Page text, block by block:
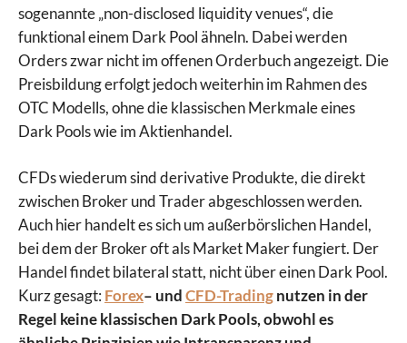
sogenannte „non-disclosed liquidity venues“, die
funktional einem Dark Pool ähneln. Dabei werden
Orders zwar nicht im offenen Orderbuch angezeigt. Die
Preisbildung erfolgt jedoch weiterhin im Rahmen des
OTC Modells, ohne die klassischen Merkmale eines
Dark Pools wie im Aktienhandel.
CFDs wiederum sind derivative Produkte, die direkt
zwischen Broker und Trader abgeschlossen werden.
Auch hier handelt es sich um außerbörslichen Handel,
bei dem der Broker oft als Market Maker fungiert. Der
Handel findet bilateral statt, nicht über einen Dark Pool.
Kurz gesagt: Forex– undCFD-Tradingnutzen in der
Regel keine klassischen Dark Pools, obwohl es